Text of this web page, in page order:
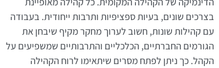
בצרכים שונים, בעיות ספציפיות ותרבות ייחודית. בעבודה
עם קהילות שונות, חשוב לערוך מחקר מקיף שיבחן את
הגורמים החברתיים, הכלכליים והתרבותיים שמשפיעים על
הקהל. כך ניתן לפתח מסרים שיתאימו לרוח הקהילה